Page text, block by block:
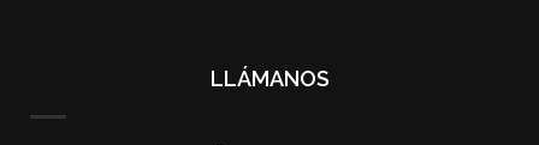
LLÁMANOS